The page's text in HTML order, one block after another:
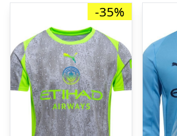
-35%